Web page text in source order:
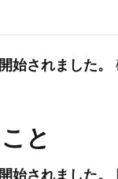
されました。
と
されました。